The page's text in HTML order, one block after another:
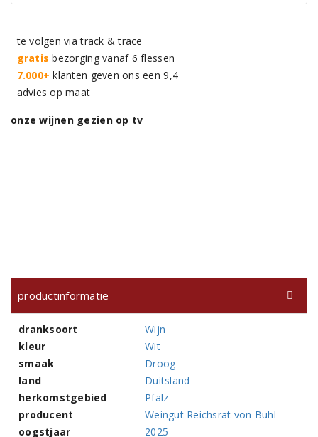
te volgen via track & trace
gratis bezorging vanaf 6 flessen
7.000+ klanten geven ons een 9,4
advies op maat
onze wijnen gezien op tv
productinformatie
dranksoort
Wijn
kleur
Wit
smaak
Droog
land
Duitsland
herkomstgebied
Pfalz
producent
Weingut Reichsrat von Buhl
oogstjaar
2025